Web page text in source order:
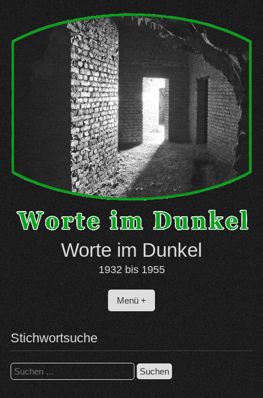
content
Worte im Dunkel
1932 bis 1955
Menü +
Stichwortsuche
Suchen
nach: